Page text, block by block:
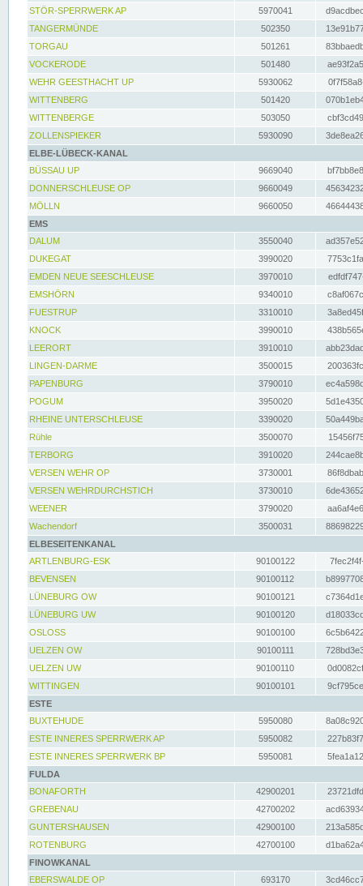
STÖR-SPERRWERK AP 5970041
TANGERMÜNDE
502350
TORGAU
501261
VOCKERODE
501480
WEHR GEESTHACHT UP
5930062
WITTENBERG
501420
WITTENBERGE
503050
ZOLLENSPIEKER
5930090
ELBE-LÜBECK-KANAL
BÜSSAU UP
9669040
DONNERSCHLEUSE OP
9660049
MÖLLN
9660050
EMS
DALUM
3550040
DUKEGAT
3990020
EMDEN NEUE SEESCHLEUSE
3970010
EMSHÖRN
9340010
FUESTRUP
3310010
KNOCK
3990010
LEERORT
3910010
LINGEN-DARME
3500015
PAPENBURG
3790010
POGUM
3950020
RHEINE UNTERSCHLEUSE
3390020
Rühle
3500070
TERBORG
3910020
VERSEN WEHR OP
3730001
VERSEN WEHRDURCHSTICH
3730010
WEENER
3790020
Wachendorf
3500031
ELBESEITENKANAL
ARTLENBURG-ESK
90100122
BEVENSEN
90100112
LÜNEBURG OW
90100121
LÜNEBURG UW
90100120
OSLOSS
90100100
UELZEN OW
90100111
UELZEN UW
90100110
WITTINGEN
90100101
ESTE
BUXTEHUDE
5950080
ESTE INNERES SPERRWERK AP
5950082
ESTE INNERES SPERRWERK BP
5950081
FULDA
BONAFORTH
42900201
GREBENAU
42700202
GUNTERSHAUSEN
42900100
ROTENBURG
42700100
FINOWKANAL
EBERSWALDE OP
693170